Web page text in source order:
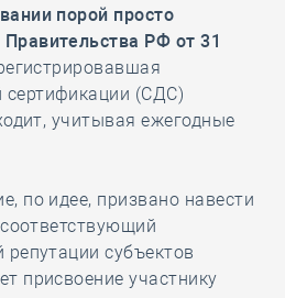
порой просто
РФ от 31
сертификации (СДС)
учитывая ежегодные
по идее, призвано навести
субъектов
присвоение участнику